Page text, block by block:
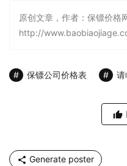
原创文章，作者：保镖价格
http://
保镖公司价格表 请
Generate poster